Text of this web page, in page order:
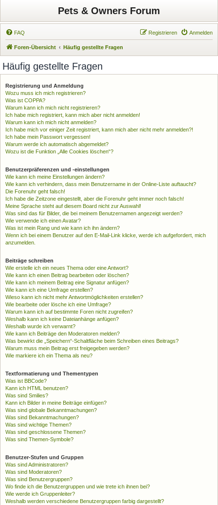
Pets & Owners Forum
FAQ Anmelden
Registrieren
Foren-Übersicht Häufig gestellte Fragen
Häufig gestellte Fragen
Registrierung und Anmeldung
Wozu muss ich mich registrieren?
Was ist COPPA?
Warum kann ich mich nicht registrieren?
Ich habe mich registriert, kann mich aber nicht anmelden!
Warum kann ich mich nicht anmelden?
Ich habe mich vor einiger Zeit registriert, kann mich aber nicht mehr anmelden?!
Ich habe mein Passwort vergessen!
Warum werde ich automatisch abgemeldet?
Wozu ist die Funktion „Alle Cookies löschen“?
Benutzerpräferenzen und -einstellungen
Wie kann ich meine Einstellungen ändern?
Wie kann ich verhindern, dass mein Benutzername in der Online-Liste auftaucht?
Die Forenuhr geht falsch!
Ich habe die Zeitzone eingestellt, aber die Forenuhr geht immer noch falsch!
Meine Sprache steht auf diesem Board nicht zur Auswahl!
Was sind das für Bilder, die bei meinem Benutzernamen angezeigt werden?
Wie verwende ich einen Avatar?
Was ist mein Rang und wie kann ich ihn ändern?
Wenn ich bei einem Benutzer auf den E-Mail-Link klicke, werde ich aufgefordert, mich
anzumelden.
Beiträge schreiben
Wie erstelle ich ein neues Thema oder eine Antwort?
Wie kann ich einen Beitrag bearbeiten oder löschen?
Wie kann ich meinem Beitrag eine Signatur anfügen?
Wie kann ich eine Umfrage erstellen?
Wieso kann ich nicht mehr Antwortmöglichkeiten erstellen?
Wie bearbeite oder lösche ich eine Umfrage?
Warum kann ich auf bestimmte Foren nicht zugreifen?
Weshalb kann ich keine Dateianhänge anfügen?
Weshalb wurde ich verwarnt?
Wie kann ich Beiträge den Moderatoren melden?
Was bewirkt die „Speichern“-Schaltfläche beim Schreiben eines Beitrags?
Warum muss mein Beitrag erst freigegeben werden?
Wie markiere ich ein Thema als neu?
Textformatierung und Thementypen
Was ist BBCode?
Kann ich HTML benutzen?
Was sind Smilies?
Kann ich Bilder in meine Beiträge einfügen?
Was sind globale Bekanntmachungen?
Was sind Bekanntmachungen?
Was sind wichtige Themen?
Was sind geschlossene Themen?
Was sind Themen-Symbole?
Benutzer-Stufen und Gruppen
Was sind Administratoren?
Was sind Moderatoren?
Was sind Benutzergruppen?
Wo finde ich die Benutzergruppen und wie trete ich ihnen bei?
Wie werde ich Gruppenleiter?
Weshalb werden verschiedene Benutzergruppen farbig dargestellt?